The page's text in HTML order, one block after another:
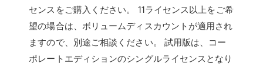
センスをご購入ください。 11ライセンス以上をご希
望の場合は、ボリュームディスカウントが適用され
ますので、別途ご相談ください。 試用版は、コー
ポレートエディションのシングルライセンスとなり